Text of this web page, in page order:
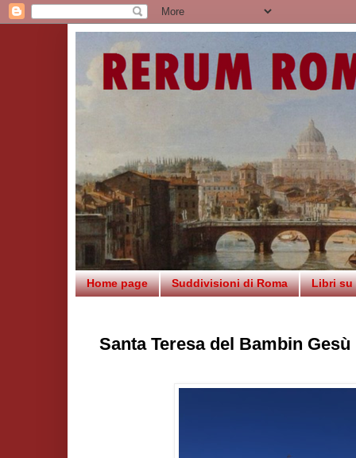
Home page Suddivisioni di Roma Libri su
Santa Teresa del Bambin